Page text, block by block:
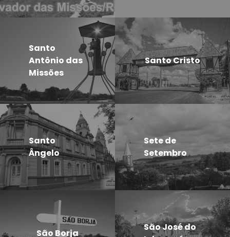
Santo
Antônio das
Missões
Santo Cristo
Santo
Ângelo
Sete de
Setembro
São Borja
São José do